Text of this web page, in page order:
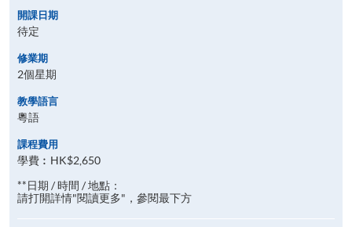
開課日期
待定
修業期
2個星期
教學語言
粵語
課程費用
學費︰HK$2,650
**日期 / 時間 / 地點：
請打開詳情"閱讀更多"，參閱最下方